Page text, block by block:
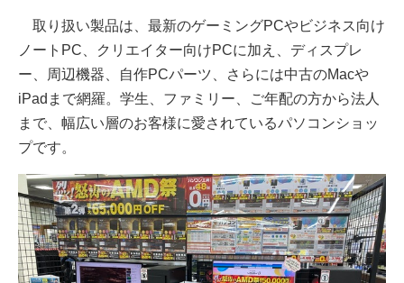
取り扱い製品は、最新のゲーミングPCやビジネス向け
ノートPC、クリエイター向けPCに加え、ディスプレ
ー、周辺機器、自作PCパーツ、さらには中古のMacや
iPadまで網羅。学生、ファミリー、ご年配の方から法人
まで、幅広い層のお客様に愛されているパソコンショッ
プです。